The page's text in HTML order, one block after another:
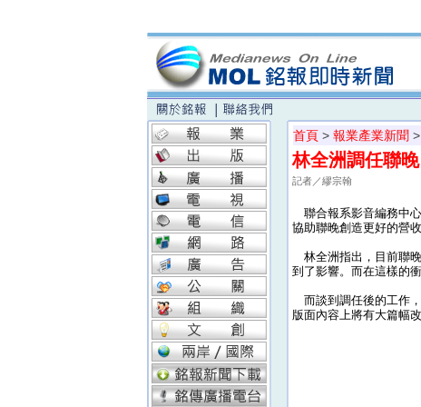
首頁 > 報業產業新聞
林全洲調任聯
記者／繆宗翰
聯合報系影音編務中
協助聯晚創造更好的營
林全洲指出，目前聯
到了影響。而在這樣的
而談到調任後的工作
版面內容上將有大篇幅